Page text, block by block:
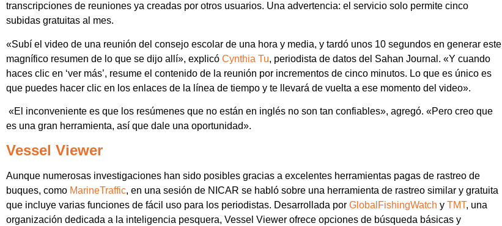
transcripciones de reuniones ya creadas por otros usuarios. Una advertencia: el servicio solo permite cinco
subidas gratuitas al mes.
«Subí el video de una reunión del consejo escolar de una hora y media, y tardó unos 10 segundos en generar este
magnífico resumen de lo que se dijo allí», explicó Cynthia Tu, periodista de datos del Sahan Journal. «Y cuando
haces clic en ‘ver más’, resume el contenido de la reunión por incrementos de cinco minutos. Lo que es único es
que puedes hacer clic en los enlaces de la línea de tiempo y te llevará de vuelta a ese momento del video».
«El inconveniente es que los resúmenes que no están en inglés no son tan confiables», agregó. «Pero creo que
es una gran herramienta, así que dale una oportunidad».
Vessel Viewer
Aunque numerosas investigaciones han sido posibles gracias a excelentes herramientas pagas de rastreo de
buques, como MarineTraffic, en una sesión de NICAR se habló sobre una herramienta de rastreo similar y gratuita
que incluye varias funciones de fácil uso para los periodistas. Desarrollada por GlobalFishingWatch y TMT, una
organización dedicada a la inteligencia pesquera, Vessel Viewer ofrece opciones de búsqueda básicas y